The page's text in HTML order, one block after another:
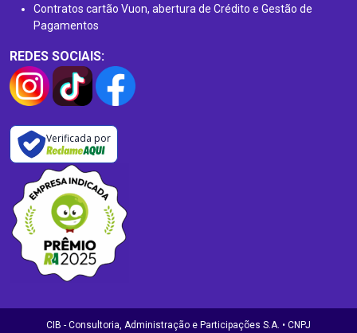
Contratos cartão Vuon, abertura de Crédito e Gestão de
Pagamentos
REDES SOCIAIS:
Verificada por
CIB - Consultoria, Administração e Participações S.A. • CNPJ